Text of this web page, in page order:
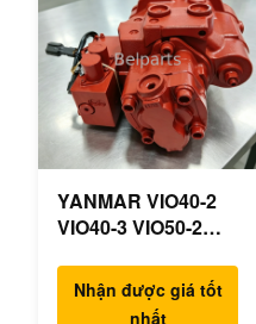
YANMAR VIO40-2
VIO40-3 VIO50-2
VIO55-3 Máy bơm
thủy lực chính OEM
Nhận được giá tốt
nhất